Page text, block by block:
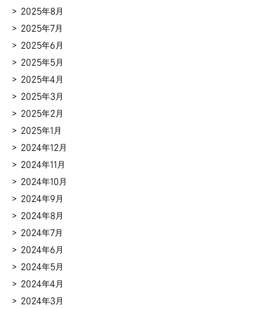
2025年8月
2025年7月
2025年6月
2025年5月
2025年4月
2025年3月
2025年2月
2025年1月
2024年12月
2024年11月
2024年10月
2024年9月
2024年8月
2024年7月
2024年6月
2024年5月
2024年4月
2024年3月